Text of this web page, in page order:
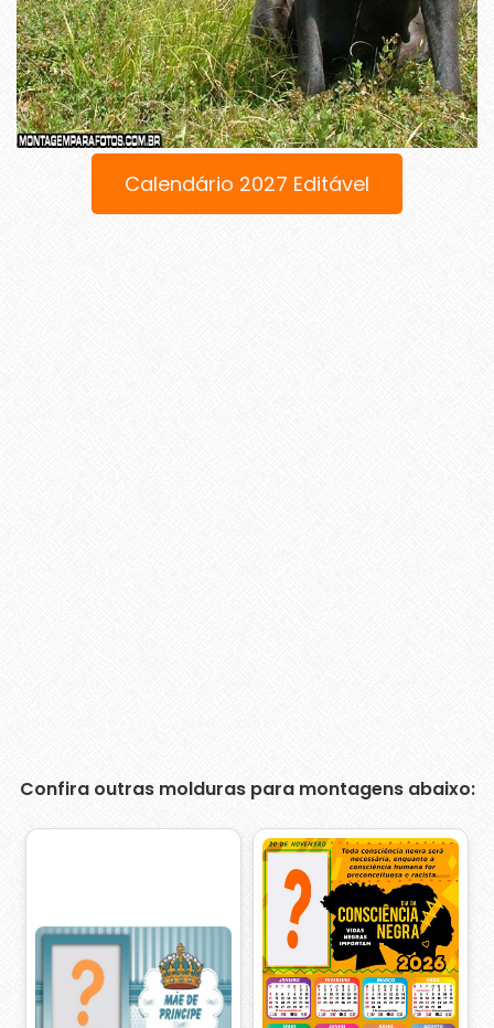
Calendário 2027 Editável
Confira outras molduras para montagens abaixo: